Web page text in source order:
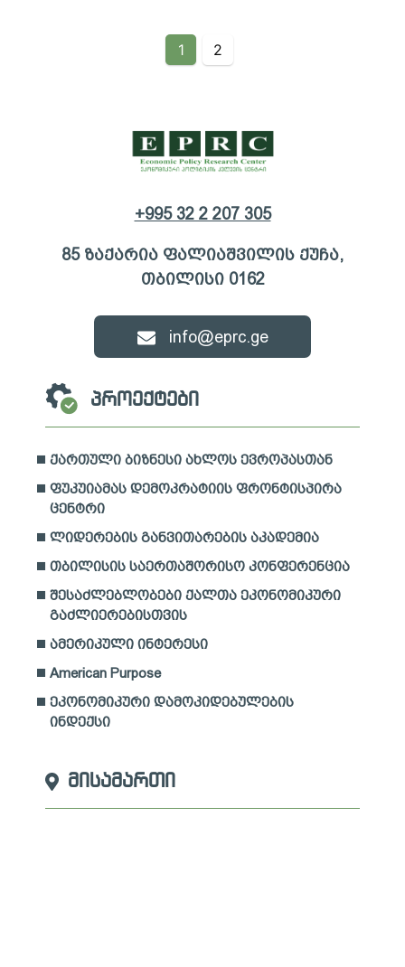
1 2
+995 32 2 207 305
85 ზაქარია ფალიაშვილის ქუჩა,
თბილისი 0162
info@eprc.ge
პროექტები
ქართული ბიზნესი ახლოს ევროპასთან
ფუკუიამას დემოკრატიის ფრონტისპირა
ცენტრი
ლიდერების განვითარების აკადემია
თბილისის საერთაშორისო კონფერენცია
შესაძლებლობები ქალთა ეკონომიკური
გაძლიერებისთვის
ამერიკული ინტერესი
American Purpose
ეკონომიკური დამოკიდებულების
ინდექსი
მისამართი